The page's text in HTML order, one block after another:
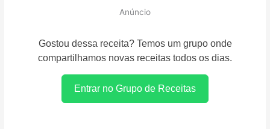
Anúncio
Gostou dessa receita? Temos um grupo onde
compartilhamos novas receitas todos os dias.
Entrar no Grupo de Receitas